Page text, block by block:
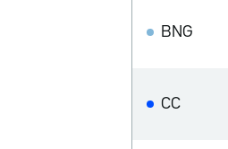
BNG
CC